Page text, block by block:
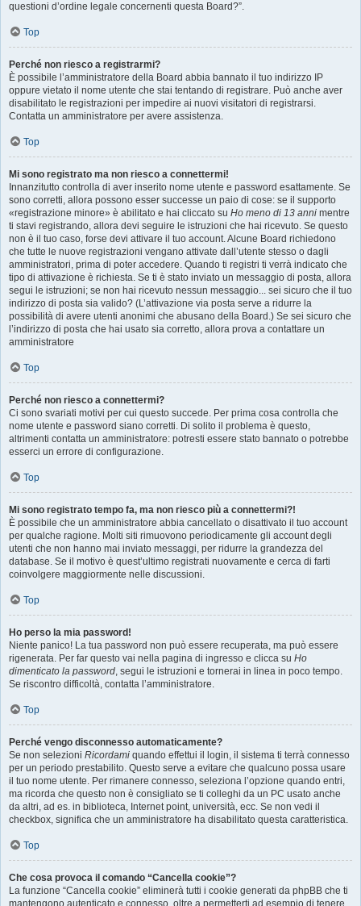
questioni d’ordine legale concernenti questa Board?”.
Top
Perché non riesco a registrarmi?
È possibile l’amministratore della Board abbia bannato il tuo indirizzo IP
oppure vietato il nome utente che stai tentando di registrare. Può anche aver
disabilitato le registrazioni per impedire ai nuovi visitatori di registrarsi.
Contatta un amministratore per avere assistenza.
Top
Mi sono registrato ma non riesco a connettermi!
Innanzitutto controlla di aver inserito nome utente e password esattamente. Se
sono corretti, allora possono esser successe un paio di cose: se il supporto
«registrazione minore» è abilitato e hai cliccato su Ho meno di 13 anni mentre
ti stavi registrando, allora devi seguire le istruzioni che hai ricevuto. Se questo
non è il tuo caso, forse devi attivare il tuo account. Alcune Board richiedono
che tutte le nuove registrazioni vengano attivate dall’utente stesso o dagli
amministratori, prima di poter accedere. Quando ti registri ti verrà indicato che
tipo di attivazione è richiesta. Se ti è stato inviato un messaggio di posta, allora
segui le istruzioni; se non hai ricevuto nessun messaggio... sei sicuro che il tuo
indirizzo di posta sia valido? (L’attivazione via posta serve a ridurre la
possibilità di avere utenti anonimi che abusano della Board.) Se sei sicuro che
l’indirizzo di posta che hai usato sia corretto, allora prova a contattare un
amministratore
Top
Perché non riesco a connettermi?
Ci sono svariati motivi per cui questo succede. Per prima cosa controlla che
nome utente e password siano corretti. Di solito il problema è questo,
altrimenti contatta un amministratore: potresti essere stato bannato o potrebbe
esserci un errore di configurazione.
Top
Mi sono registrato tempo fa, ma non riesco più a connettermi?!
È possibile che un amministratore abbia cancellato o disattivato il tuo account
per qualche ragione. Molti siti rimuovono periodicamente gli account degli
utenti che non hanno mai inviato messaggi, per ridurre la grandezza del
database. Se il motivo è quest’ultimo registrati nuovamente e cerca di farti
coinvolgere maggiormente nelle discussioni.
Top
Ho perso la mia password!
Niente panico! La tua password non può essere recuperata, ma può essere
rigenerata. Per far questo vai nella pagina di ingresso e clicca su Ho
dimenticato la password, segui le istruzioni e tornerai in linea in poco tempo.
Se riscontro difficoltà, contatta l’amministratore.
Top
Perché vengo disconnesso automaticamente?
Se non selezioni Ricordami quando effettui il login, il sistema ti terrà connesso
per un periodo prestabilito. Questo serve a evitare che qualcuno possa usare
il tuo nome utente. Per rimanere connesso, seleziona l’opzione quando entri,
ma ricorda che questo non è consigliato se ti colleghi da un PC usato anche
da altri, ad es. in biblioteca, Internet point, università, ecc. Se non vedi il
checkbox, significa che un amministratore ha disabilitato questa caratteristica.
Top
Che cosa provoca il comando “Cancella cookie”?
La funzione “Cancella cookie” eliminerà tutti i cookie generati da phpBB che ti
mantengono autenticato e connesso, oltre a permetterti ad esempio di tenere